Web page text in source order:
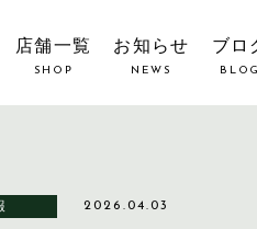
店舗一覧
SHOP
お知らせ
NEWS
ブロ
BLOG
2026.04.03